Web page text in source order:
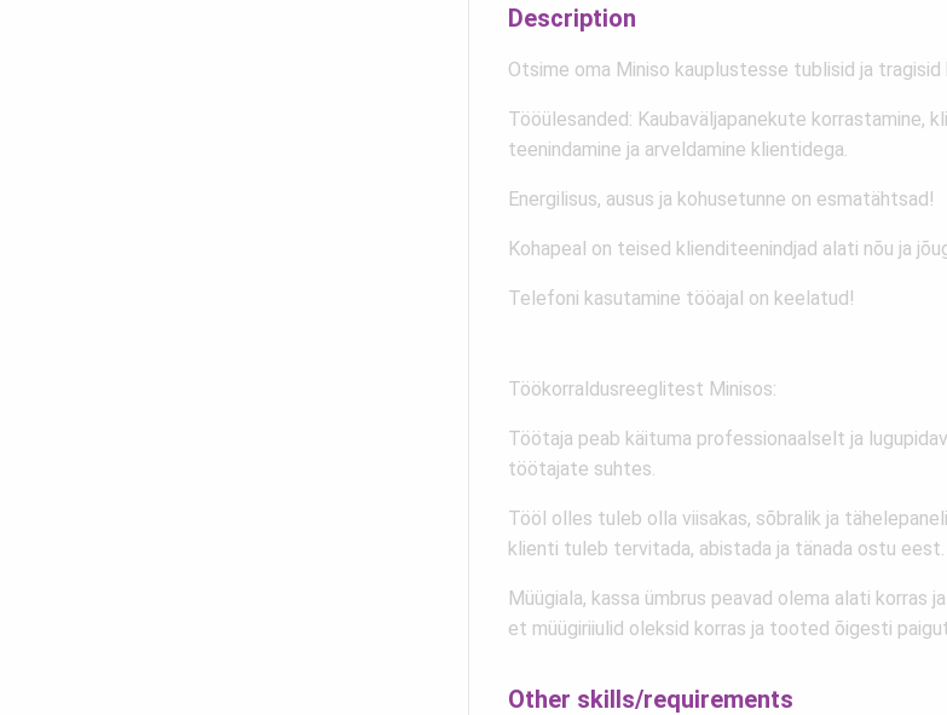
Description
Otsime oma Miniso kauplustesse tublisid ja tragisid
Tööülesanded: Kaubaväljapanekute korrastamine,
teenindamine ja arveldamine klientidega.
Energilisus, ausus ja kohusetunne on esmatähtsad!
Kohapeal on teised klienditeenindjad alati nõu ja
Telefoni kasutamine tööajal on keelatud!
Töökorraldusreeglitest Minisos:
Töötaja peab käituma professionaalselt ja
töötajate suhtes.
Tööl olles tuleb olla viisakas, sõbralik ja
klienti tuleb tervitada, abistada ja tänada ostu eest.
Müügiala, kassa ümbrus peavad olema alati korras
et müügiriiulid oleksid korras ja tooted õigesti
Other skills/requirements